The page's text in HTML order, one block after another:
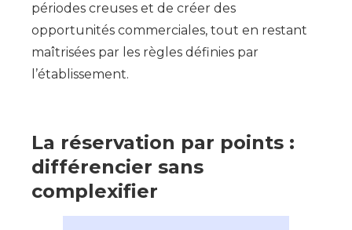
périodes creuses et de créer des
opportunités commerciales, tout en restant
maîtrisées par les règles définies par
l’établissement.
La réservation par points :
différencier sans
complexifier